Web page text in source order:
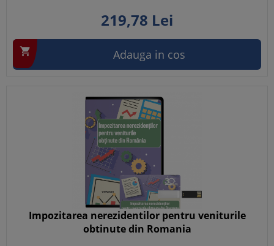
219,78 Lei
 Adauga in cos
Impozitarea nerezidentilor pentru veniturile
obtinute din Romania